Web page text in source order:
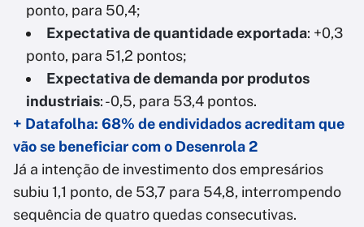
ponto, para 50,4;
Expectativa de quantidade exportada: +0,3
ponto, para 51,2 pontos;
Expectativa de demanda por produtos
industriais: -0,5, para 53,4 pontos.
+ Datafolha: 68% de endividados acreditam que
vão se beneficiar com o Desenrola 2
Já a intenção de investimento dos empresários
subiu 1,1 ponto, de 53,7 para 54,8, interrompendo
sequência de quatro quedas consecutivas.